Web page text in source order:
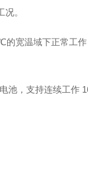
。
宽温域下正常工
池，支持连续工作